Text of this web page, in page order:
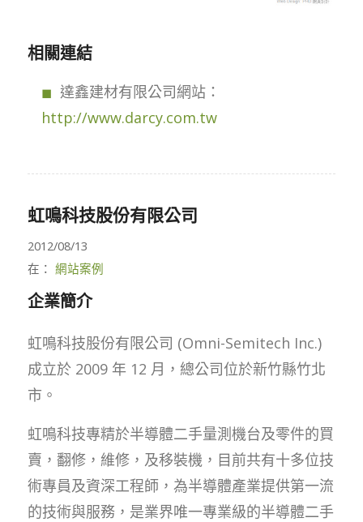
相關連結
達鑫建材有限公司網站：
http://www.darcy.com.tw
虹鳴科技股份有限公司
2012/08/13
在： 網站案例
企業簡介
虹鳴科技股份有限公司 (Omni-Semitech Inc.)
成立於 2009 年 12 月，總公司位於新竹縣竹北
市。
虹鳴科技專精於半導體二手量測機台及零件的買
賣，翻修，維修，及移裝機，目前共有十多位技
術專員及資深工程師，為半導體產業提供第一流
的技術與服務，是業界唯一專業級的半導體二手